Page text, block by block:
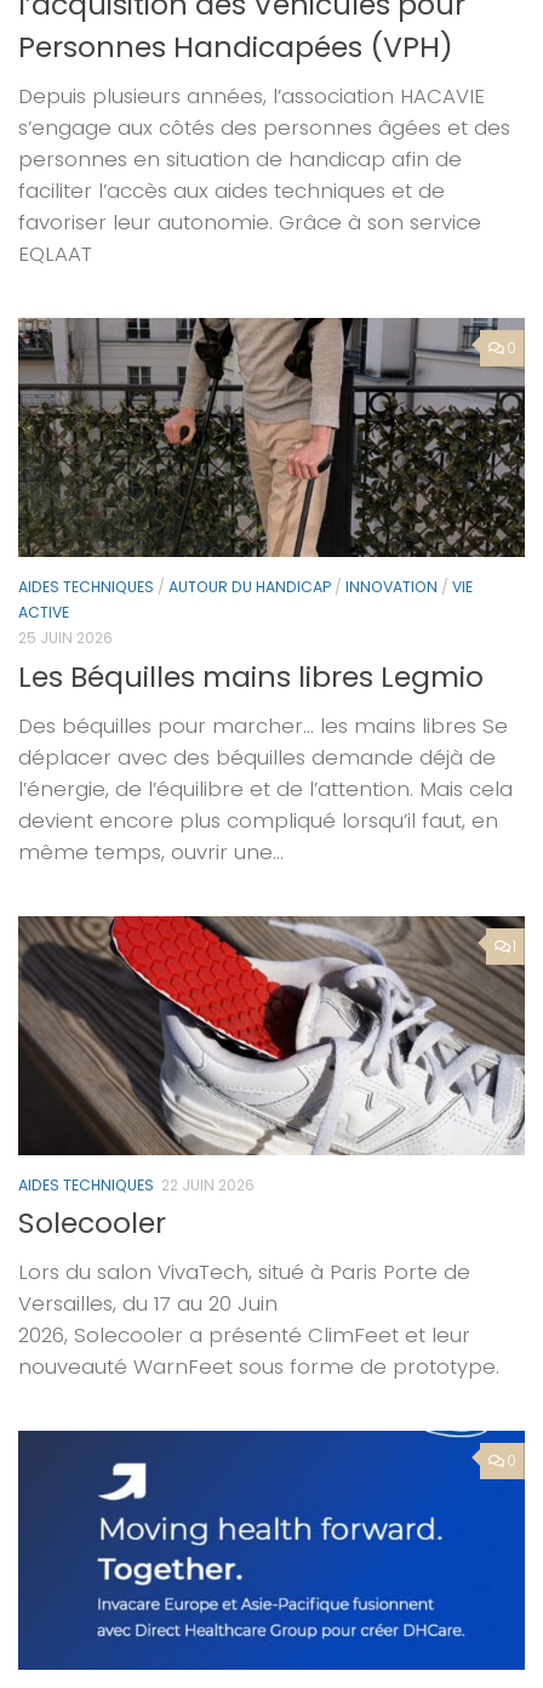
Personnes Handicapées (VPH)
Depuis plusieurs années, l’association HACAVIE
s’engage aux côtés des personnes âgées et des
personnes en situation de handicap afin de
faciliter l’accès aux aides techniques et de
favoriser leur autonomie. Grâce à son service
EQLAAT
0
AIDES TECHNIQUES / AUTOUR DU HANDICAP / INNOVATION / VIE
ACTIVE
25 JUIN 2026
Les Béquilles mains libres Legmio
Des béquilles pour marcher… les mains libres Se
déplacer avec des béquilles demande déjà de
l’énergie, de l’équilibre et de l’attention. Mais cela
devient encore plus compliqué lorsqu’il faut, en
même temps, ouvrir une...
1
AIDES TECHNIQUES 22 JUIN 2026
Solecooler
Lors du salon VivaTech, situé à Paris Porte de
Versailles, du 17 au 20 Juin
2026, Solecooler a présenté ClimFeet et leur
nouveauté WarnFeet sous forme de prototype.
0